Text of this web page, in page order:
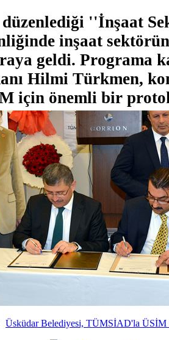
''İnşaat
inşaat
geldi. Programa
Hilmi Türkmen,
için önemli bir
Üsküdar Belediyesi, TÜMSİAD'la ÜSİM